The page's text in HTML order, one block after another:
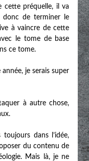
cette préquelle, il va
donc de terminer le
à vaincre de cette
le tome de base
ce tome.
année, je serais super
à autre chose,
dans l’idée,
du contenu de
Mais là, je ne